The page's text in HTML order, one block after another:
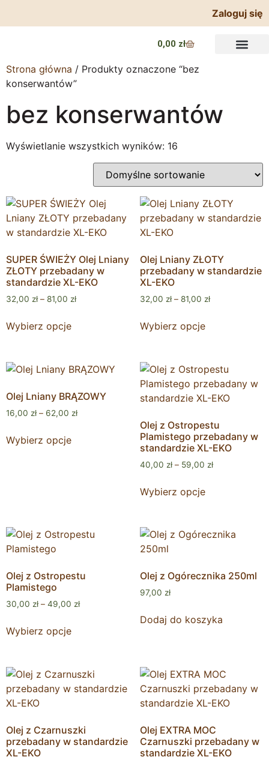
Zaloguj się
0,00 zł
Strona główna / Produkty oznaczone “bez
konserwantów”
bez konserwantów
Wyświetlanie wszystkich wyników: 16
SUPER ŚWIEŻY Olej Lniany
ZŁOTY przebadany w
standardzie XL-EKO
32,00 zł – 81,00 zł
Wybierz opcje
Olej Lniany ZŁOTY
przebadany w standardzie
XL-EKO
32,00 zł – 81,00 zł
Wybierz opcje
Olej Lniany BRĄZOWY
16,00 zł – 62,00 zł
Wybierz opcje
Olej z Ostropestu
Plamistego przebadany w
standardzie XL-EKO
40,00 zł – 59,00 zł
Wybierz opcje
Olej z Ostropestu
Plamistego
30,00 zł – 49,00 zł
Wybierz opcje
Olej z Ogórecznika 250ml
97,00 zł
Dodaj do koszyka
Olej z Czarnuszki
przebadany w standardzie
XL-EKO
Olej EXTRA MOC
Czarnuszki przebadany w
standardzie XL-EKO